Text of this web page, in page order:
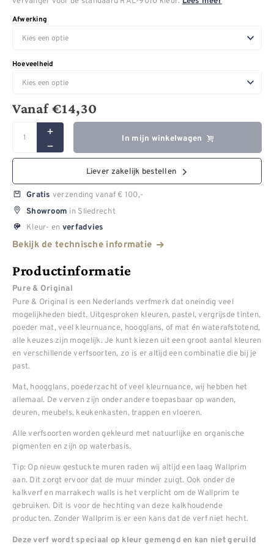
Afwerking
Hoeveelheid
Vanaf€14,30
In mijn winkelwagen
Liever zakelijk bestellen
Gratis verzending vanaf € 100,-
Showroom in Sliedrecht
Kleur- en verfadvies
Bekijk de technische informatie
Productinformatie
Pure & Original
Pure & Original is een Nederlands verfmerk dat oneindig veel
mogelijkheden biedt. Uitgesproken kleuren, pastel, vergrijsde tinten,
poeder mat, veel kleurnuance, hoogglans, of mat én waterafstotend,
alle keuzes zijn mogelijk. Je kunt kiezen uit een groot aantal kleuren
en verschillende verfsoorten, zo is er altijd een combinatie die bij je
past.
Mat, hoogglans, poederzacht of veel kleurnuance, wij hebben het
allemaal. De verven zijn onder andere toepasbaar op wanden,
deuren, meubels, keukenkasten, trappen en vloeren.
Alle verfsoorten worden gekleurd met natuurlijke en organische
pigmenten en zijn op waterbasis.
Tip: Op nieuw gestuckte muren raden wij altijd een laag Wallprim
aan. Dit zorgt ervoor dat de muur minder zuigt. Ook onder de
kalkverf en marrakech walls is het verplicht om de Wallprim te
gebruiken. Dit is voor de hechting van deze kalkhoudende
producten. Zonder Wallprim is er een kans dat de verf niet hecht.
Deze verf wordt speciaal op kleur gemengd en kan niet geruild